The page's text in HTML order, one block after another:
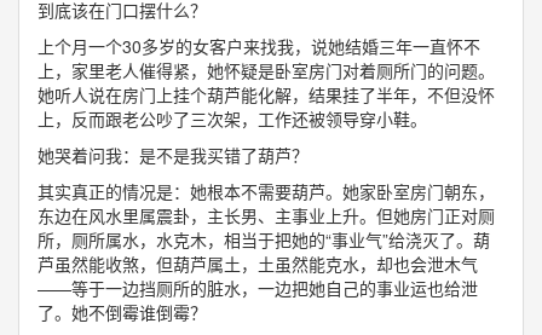
到底该在门口摆什么？
上个月一个30多岁的女客户来找我，说她结婚三年一直怀不
上，家里老人催得紧，她怀疑是卧室房门对着厕所门的问题。
她听人说在房门上挂个葫芦能化解，结果挂了半年，不但没怀
上，反而跟老公吵了三次架，工作还被领导穿小鞋。
她哭着问我：是不是我买错了葫芦？
其实真正的情况是：她根本不需要葫芦。她家卧室房门朝东，
东边在风水里属震卦，主长男、主事业上升。但她房门正对厕
所，厕所属水，水克木，相当于把她的“事业气”给浇灭了。葫
芦虽然能收煞，但葫芦属土，土虽然能克水，却也会泄木气
——等于一边挡厕所的脏水，一边把她自己的事业运也给泄
了。她不倒霉谁倒霉？